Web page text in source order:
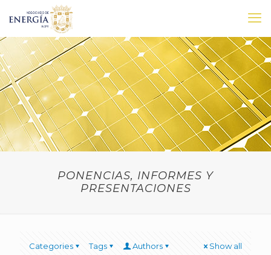
PONENCIAS, INFORMES Y
PRESENTACIONES
Categories Tags Authors Show all